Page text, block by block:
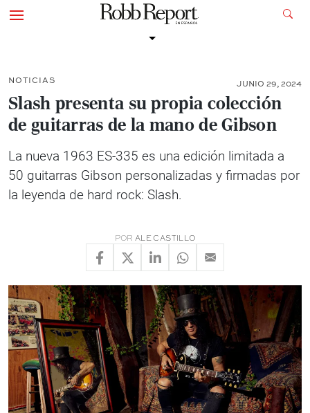
NOTICIAS JUNIO 29, 2024
Slash presenta su propia colección
de guitarras de la mano de Gibson
La nueva 1963 ES-335 es una edición limitada a
50 guitarras Gibson personalizadas y firmadas por
la leyenda de hard rock: Slash.
PORALE CASTILLO